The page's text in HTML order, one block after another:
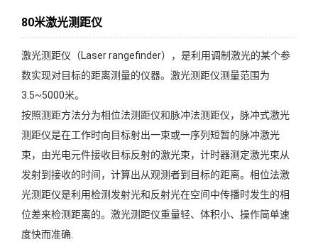
80米激光测距仪
激光测距仪（Laser rangefinder），是利用调制激光的某个参
数实现对目标的距离测量的仪器。激光测距仪测量范围为
3.5~5000米。
按照测距方法分为相位法测距仪和脉冲法测距仪，脉冲式激光
测距仪是在工作时向目标射出一束或一序列短暂的脉冲激光
束，由光电元件接收目标反射的激光束，计时器测定激光束从
发射到接收的时间，计算出从观测者到目标的距离。相位法激
光测距仪是利用检测发射光和反射光在空间中传播时发生的相
位差来检测距离的。激光测距仪重量轻、体积小、操作简单速
度快而准确.